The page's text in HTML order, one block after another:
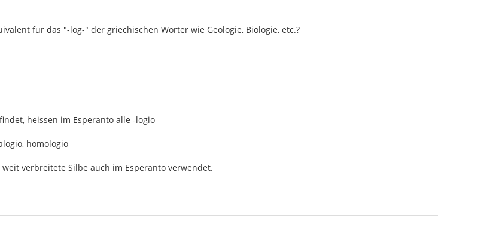
für das "-log-" der griechischen Wörter wie Geologie, Biologie, etc.?
heissen im Esperanto alle -logio
homologio
verbreitete Silbe auch im Esperanto verwendet.